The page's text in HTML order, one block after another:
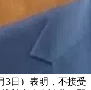
3日）表明，不接受